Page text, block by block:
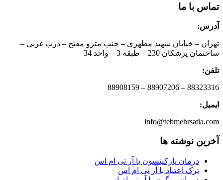
تماس با ما
آدرس:
تهران – خیابان شهید مطهری – جنب مترو مفتح – درب غربی –
ساختمان پزشکان 230 – طبقه 3 – واحد 34
تلفن:
88323316 – 88907206 – 88908159
ایمیل:
info@tebmehrsatia.com
آخرین نوشته ها
درمان پارکینسون با آر تی ام اس
ترک اعتیاد با آر تی ام اس